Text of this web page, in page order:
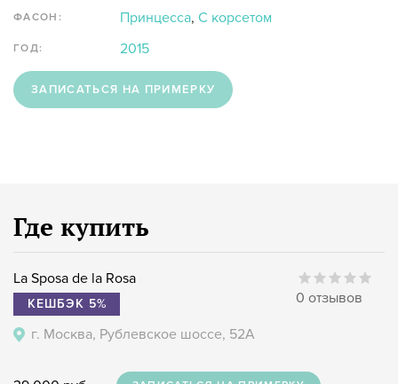
ФАСОН: Принцесса, С корсетом
ГОД: 2015
ЗАПИСАТЬСЯ НА ПРИМЕРКУ
Где купить
La Sposa de la Rosa
КЕШБЭК 5% 0 отзывов
г. Москва, Рублевское шоссе, 52А